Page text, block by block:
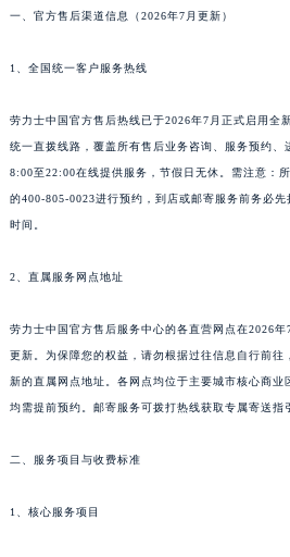
一、官方售后渠道信息（2026年7月更新）
1、全国统一客户服务热线
劳力士中国官方售后热线已于2026年7月正式启用全
统一直拨线路，覆盖所有售后业务咨询、服务预约、
8:00至22:00在线提供服务，节假日无休。需注意：
的400-805-0023进行预约，到店或邮寄服务前务必
时间。
2、直属服务网点地址
劳力士中国官方售后服务中心的各直营网点在2026
更新。为保障您的权益，请勿根据过往信息自行前往
新的直属网点地址。各网点均位于主要城市核心商业
均需提前预约。邮寄服务可拨打热线获取专属寄送指
二、服务项目与收费标准
1、核心服务项目